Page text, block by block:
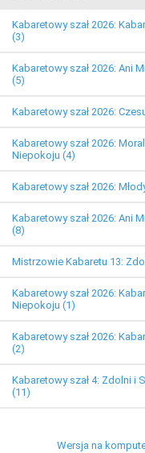
Kabaretowy szał 2026:
(3)
Kabaretowy szał 2026: Ani
(5)
Kabaretowy szał 2026:
Kabaretowy szał 2026:
Niepokoju (4)
Kabaretowy szał 2026:
Kabaretowy szał 2026: Ani
(8)
Mistrzowie Kabaretu 13:
Kabaretowy szał 2026:
Niepokoju (1)
Kabaretowy szał 2026:
(2)
Kabaretowy szał 4: Zdolni i
(11)
Wersja na